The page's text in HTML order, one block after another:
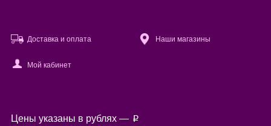
Доставка и оплата Наши магазины
Мой кабинет
Цены указаны в рублях — p
Используя настоящий сайт, вы предоставляете согласие на